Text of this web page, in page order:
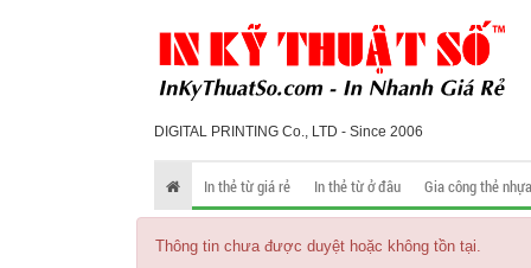
DIGITAL PRINTING Co., LTD - Since 2006
In thẻ từ giá rẻ In thẻ từ ở đâu Gia công thẻ nhựa
Thông tin chưa được duyệt hoặc không tồn tại.